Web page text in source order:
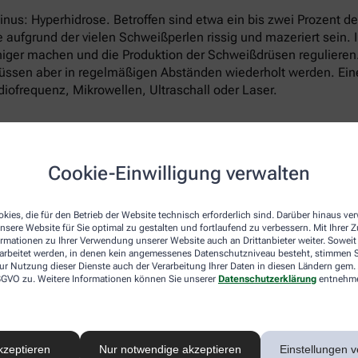
Cookie-Einwilligung verwalten
die für den Betrieb der Website technisch erforderlich sind. Darüber hinaus
Website für Sie optimal zu gestalten und fortlaufend zu verbessern. Mit Ihrer
zu Ihrer Verwendung unserer Website auch an Drittanbieter weiter. Soweit
werden, in denen kein angemessenes Datenschutzniveau besteht, stimmen
Nutzung dieser Dienste auch der Verarbeitung Ihrer Daten in diesen Ländern
zu. Weitere Informationen können Sie unserer Datenschutzerklärung
Nur notwendige akzeptieren Einstellungen
Hyperhidrose. Betroffen sind etwa ein bis zwei Prozent
der vielen Schweißperlen rissig und mazeriert
machen und die Produktion der Schweißdrüsen
aber in regelmäßigen Abständen wiederholt werden.
Mikrowellen, Ultraschall oder Laser.
und die Außentemperatur an. Wer sich nicht
An einem heißen Sommertag hingegen, wenn Sie hart im
besonders stark?
Oberkörper, manche besonders unter den Armen. Wo
konzentrieren sich unterschiedlich stark an
den Fußsohlen, unter den Achseln und in den Handflächen.